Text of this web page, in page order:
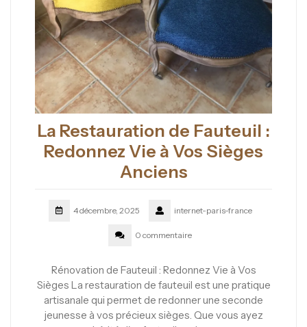
La Restauration de Fauteuil :
Redonnez Vie à Vos Sièges
Anciens
4 décembre, 2025 internet-paris-france
0 commentaire
Rénovation de Fauteuil : Redonnez Vie à Vos
Sièges La restauration de fauteuil est une pratique
artisanale qui permet de redonner une seconde
jeunesse à vos précieux sièges. Que vous ayez